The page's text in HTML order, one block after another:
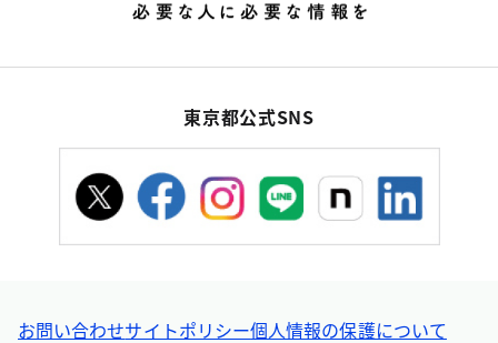
東京都公式SNS
お問い合わせサイトポリシー個人情報の保護について